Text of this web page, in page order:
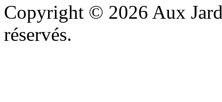
Copyright © 2026 Aux
réservés.